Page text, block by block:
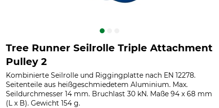
Tree Runner Seilrolle Triple Attachment
Pulley 2
Kombinierte Seilrolle und Riggingplatte nach EN 12278.
Seitenteile aus heißgeschmiedetem Aluminium. Max.
Seildurchmesser 14 mm. Bruchlast 30 kN. Maße 94 x 68 mm
(L x B). Gewicht 154 g.